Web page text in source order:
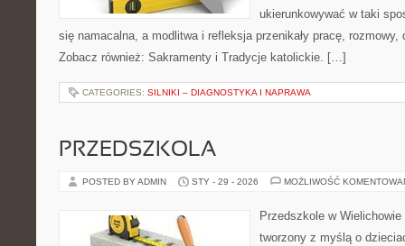
ukierunkowywać w taki
się namacalna, a modlitwa i refleksja przenikały pracę,
Zobacz również: Sakramenty i Tradycje katolickie. […]
CATEGORIES: SILNIKI – DIAGNOSTYKA I NAPRAWA
PRZEDSZKOLA
POSTED BY ADMIN STY - 29 - 2026 MOŻLIWOŚĆ
Przedszkole w
tworzony z myślą o